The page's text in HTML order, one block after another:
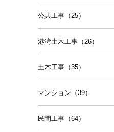
公共工事（25）
港湾土木工事（26）
土木工事（35）
マンション（39）
民間工事（64）